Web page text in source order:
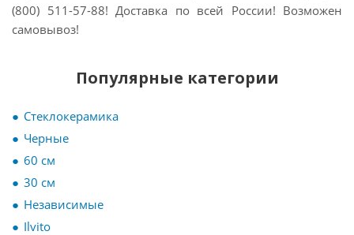
(800) 511-57-88! Доставка по всей России! Возможен
самовывоз!
Популярные категории
Стеклокерамика
Черные
60 см
30 см
Независимые
Ilvito